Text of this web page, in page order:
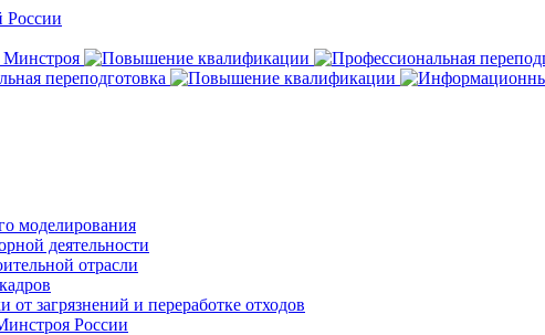
моделирования
деятельности
отрасли
загрязнений и переработке отходов
России